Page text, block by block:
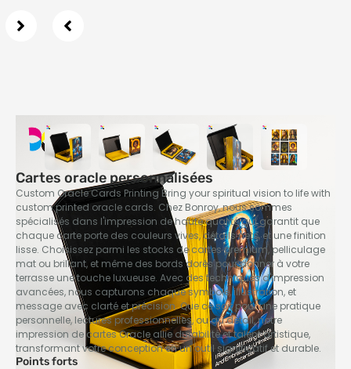
Cartes oracle personnalisées
Custom Oracle Cards Printing Bring your spiritual vision to life with
custom printed oracle cards. Chez Bonroy, nous sommes
spécialisés dans l'impression de haute qualité qui garantit que
chaque carte porte des couleurs vives, détails nets, et une finition
lisse. Choisissez parmi les stocks de cartes premium, pelliculage
mat ou brillant, et même des bords dorés pour donner à votre
terrasse une touche luxueuse. Avec des techniques d'impression
avancées, nous capturons chaque symbole, illustration, et
message avec clarté et précision. Que ce soit pour une pratique
personnelle, lectures professionnelles, ou au détail, notre
impression de cartes Oracle allie durabilité et talent artistique,
transformant votre conception en un outil significatif et durable.
Points forts